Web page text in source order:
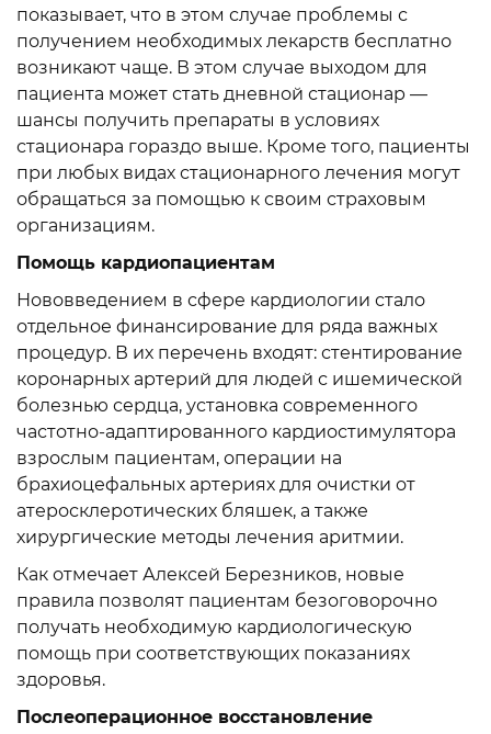
показывает, что в этом случае проблемы с
получением необходимых лекарств бесплатно
возникают чаще. В этом случае выходом для
пациента может стать дневной стационар —
шансы получить препараты в условиях
стационара гораздо выше. Кроме того, пациенты
при любых видах стационарного лечения могут
обращаться за помощью к своим страховым
организациям.
Помощь кардиопациентам
Нововведением в сфере кардиологии стало
отдельное финансирование для ряда важных
процедур. В их перечень входят: стентирование
коронарных артерий для людей с ишемической
болезнью сердца, установка современного
частотно-адаптированного кардиостимулятора
взрослым пациентам, операции на
брахиоцефальных артериях для очистки от
атеросклеротических бляшек, а также
хирургические методы лечения аритмии.
Как отмечает Алексей Березников, новые
правила позволят пациентам безоговорочно
получать необходимую кардиологическую
помощь при соответствующих показаниях
здоровья.
Послеоперационное восстановление